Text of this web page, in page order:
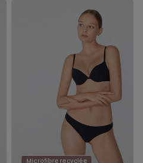
Microfibre recyclée